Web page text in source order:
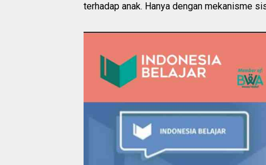
terhadap anak. Hanya dengan mekanisme